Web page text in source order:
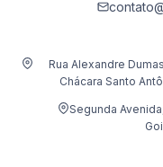
Rua Alexandre
Chácara Santo
Segunda